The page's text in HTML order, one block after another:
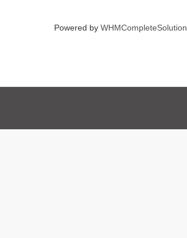
Powered by WHMCompleteSolution